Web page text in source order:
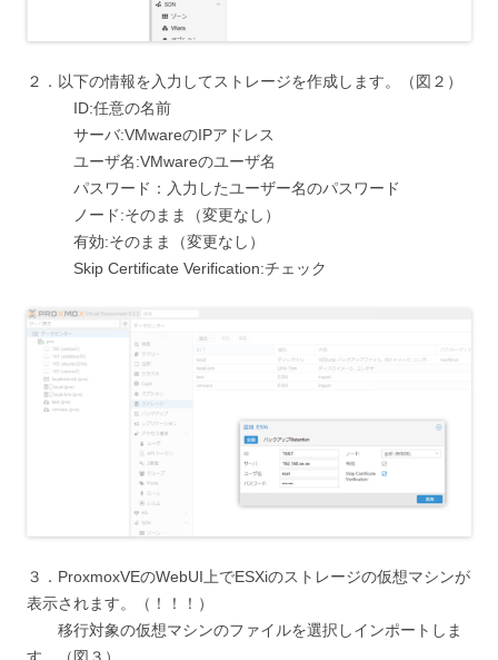
２．以下の情報を入力してストレージを作成します。（図２）
ID:任意の名前
サーバ:VMwareのIPアドレス
ユーザ名:VMwareのユーザ名
パスワード：入力したユーザー名のパスワード
ノード:そのまま（変更なし）
有効:そのまま（変更なし）
Skip Certificate Verification:チェック
３．ProxmoxVEのWebUI上でESXiのストレージの仮想マシンが
表示されます。（！！！）
移行対象の仮想マシンのファイルを選択しインポートしま